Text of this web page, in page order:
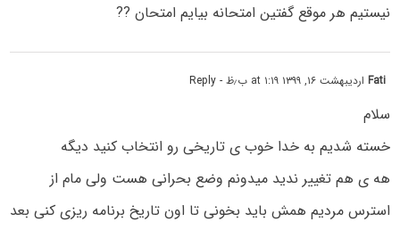
نیستیم هر موقع گفتین امتحانه بیایم امتحان ??
Fatiاردیبهشت ۱۶, ۱۳۹۹ at ۱:۱۹ ب٫ظ - Reply
سلام
خسته شدیم به خدا خوب ی تاریخی رو انتخاب کنید دیگه
هه ی هم تغییر ندید میدونم وضع بحرانی هست ولی مام از
استرس مردیم همش باید بخونی تا اون تاریخ برنامه ریزی کنی بعد